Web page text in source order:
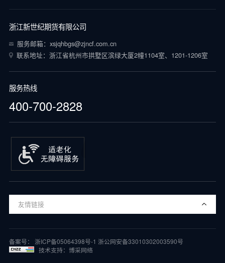
浙江新世纪期货有限公司
服务邮箱：xsjqhbgs@zjncf.com.cn
联系地址：浙江省杭州市拱墅区滨绿大厦2幢1104室、1201-1206室
服务热线
400-700-2828
友情链接
备案号： 浙ICP备05064398号-1 浙公网安备33010302003590号
技术支持：博采网络